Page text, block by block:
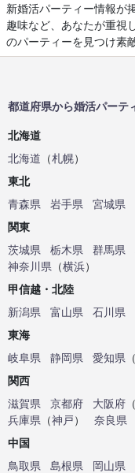
新婚活パーティー情報が
趣味など、あなたが重視
のパーティーを見つけ素
都道府県から婚活パーテ
北海道
北海道 （札幌）
東北
青森県
岩手県 宮城県
関東
茨城県
栃木県 群馬県
神奈川県 （横浜）
甲信越・北陸
新潟県
富山県 石川県
東海
岐阜県
静岡県 愛知県 （
関西
滋賀県
京都府 大阪府 （
兵庫県 （神戸） 奈良県
中国
鳥取県
島根県 岡山県